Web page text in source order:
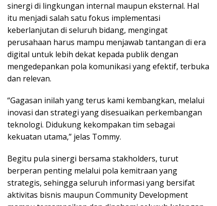
sinergi di lingkungan internal maupun eksternal. Hal
itu menjadi salah satu fokus implementasi
keberlanjutan di seluruh bidang, mengingat
perusahaan harus mampu menjawab tantangan di era
digital untuk lebih dekat kepada publik dengan
mengedepankan pola komunikasi yang efektif, terbuka
dan relevan.
“Gagasan inilah yang terus kami kembangkan, melalui
inovasi dan strategi yang disesuaikan perkembangan
teknologi. Didukung kekompakan tim sebagai
kekuatan utama,” jelas Tommy.
Begitu pula sinergi bersama stakholders, turut
berperan penting melalui pola kemitraan yang
strategis, sehingga seluruh informasi yang bersifat
aktivitas bisnis maupun Community Development